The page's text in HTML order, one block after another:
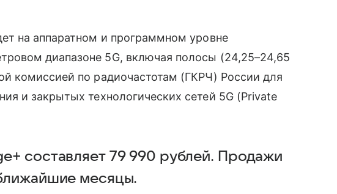
на аппаратном и программном уровне
диапазоне 5G, включая полосы (24,25–24,65
комиссией по радиочастотам (ГКРЧ) России для
и закрытых технологических сетей 5G (Private
составляет 79 990 рублей. Продажи
месяцы.